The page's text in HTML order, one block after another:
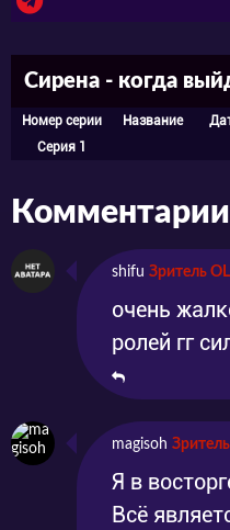
Сирена - когда
Номер серии Название
Серия 1
shifu Зритель
очень
ролей гг
magisoh
Я в
Всё